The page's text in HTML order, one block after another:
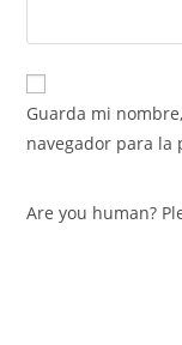
Guarda mi
navegador para la
Are you human?